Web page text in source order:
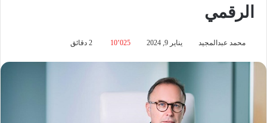
الرقمي
محمد عبدالمجيد يناير 9, 2024 10٬025